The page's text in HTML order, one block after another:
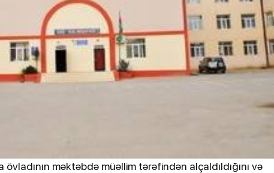
məktəbdə müəllim tərəfindən alçaldıldığını və